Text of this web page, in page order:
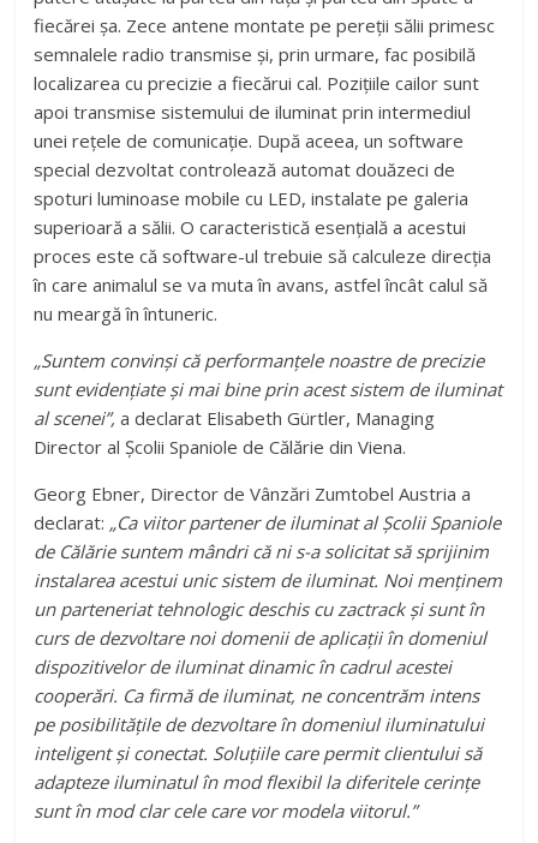
fiecărei șa. Zece antene montate pe pereții sălii primesc
semnalele radio transmise și, prin urmare, fac posibilă
localizarea cu precizie a fiecărui cal. Pozițiile cailor sunt
apoi transmise sistemului de iluminat prin intermediul
unei rețele de comunicație. După aceea, un software
special dezvoltat controlează automat douăzeci de
spoturi luminoase mobile cu LED, instalate pe galeria
superioară a sălii. O caracteristică esențială a acestui
proces este că software-ul trebuie să calculeze direcția
în care animalul se va muta în avans, astfel încât calul să
nu meargă în întuneric.
„Suntem convinși că performanțele noastre de precizie
sunt evidențiate și mai bine prin acest sistem de iluminat
al scenei”, a declarat Elisabeth Gürtler, Managing
Director al Școlii Spaniole de Călărie din Viena.
Georg Ebner, Director de Vânzări Zumtobel Austria a
declarat: „Ca viitor partener de iluminat al Școlii Spaniole
de Călărie suntem mândri că ni s-a solicitat să sprijinim
instalarea acestui unic sistem de iluminat. Noi menținem
un parteneriat tehnologic deschis cu zactrack și sunt în
curs de dezvoltare noi domenii de aplicații în domeniul
dispozitivelor de iluminat dinamic în cadrul acestei
cooperări. Ca firmă de iluminat, ne concentrăm intens
pe posibilitățile de dezvoltare în domeniul iluminatului
inteligent și conectat. Soluțiile care permit clientului să
adapteze iluminatul în mod flexibil la diferitele cerințe
sunt în mod clar cele care vor modela viitorul.”